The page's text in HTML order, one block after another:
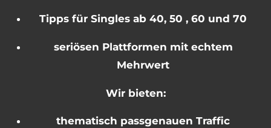
Tipps für Singles ab 40, 50 , 60 und 70
seriösen Plattformen mit echtem
Mehrwert
Wir bieten:
thematisch passgenauen Traffic